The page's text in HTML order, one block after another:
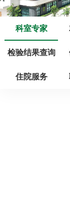
科室专家
检验结果查询
住院服务